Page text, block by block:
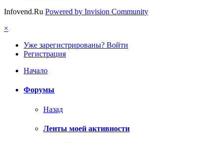
Infovend.Ru Powered by Invision Community
×
Уже зарегистрированы? Войти
Регистрация
Начало
Форумы
Назад
Ленты моей активности